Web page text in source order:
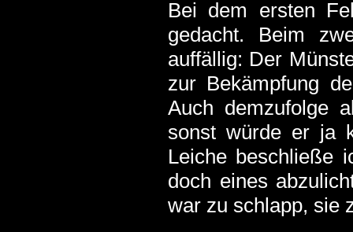
Bei dem ersten
gedacht. Beim
auffällig: Der
zur Bekämpfung
Auch demzufolge
sonst würde er ja
Leiche beschließe
doch eines
war zu schlapp, sie